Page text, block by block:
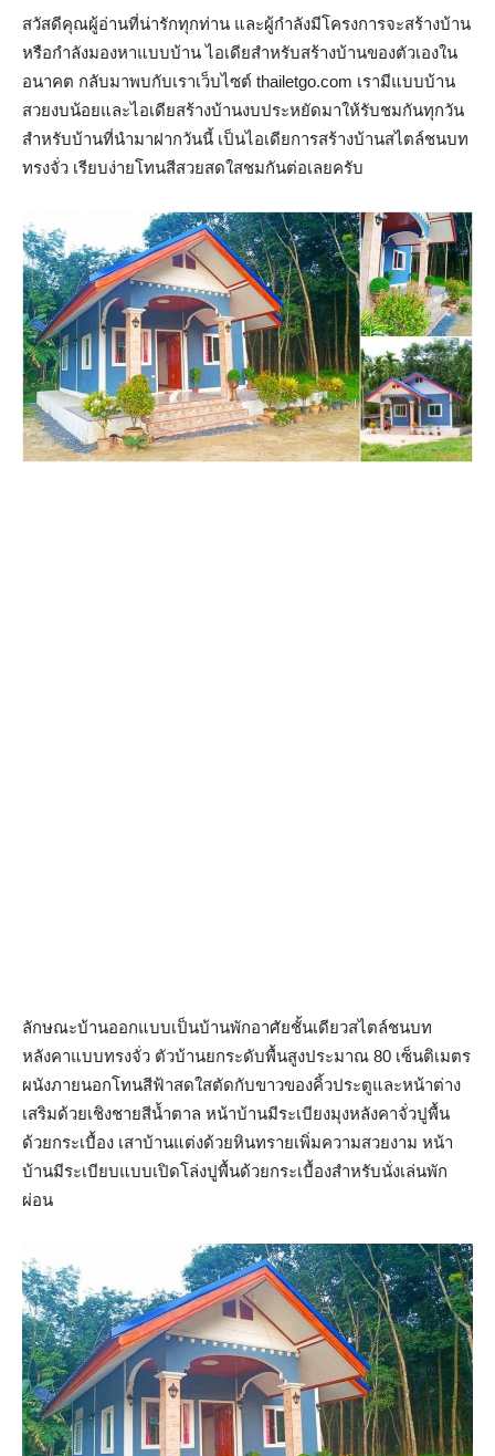
สวัสดีคุณผู้อ่านที่น่ารักทุกท่าน และผู้กำลังมีโครงการจะสร้างบ้าน
หรือกำลังมองหาแบบบ้าน ไอเดียสำหรับสร้างบ้านของตัวเองใน
อนาคต กลับมาพบกับเราเว็บไซต์ thailetgo.com เรามีแบบบ้าน
สวยงบน้อยและไอเดียสร้างบ้านงบประหยัดมาให้รับชมกันทุกวัน
สำหรับบ้านที่นำมาฝากวันนี้ เป็นไอเดียการสร้างบ้านสไตล์ชนบท
ทรงจั่ว เรียบง่ายโทนสีสวยสดใสชมกันต่อเลยครับ
ลักษณะบ้านออกแบบเป็นบ้านพักอาศัยชั้นเดียวสไตล์ชนบท
หลังคาแบบทรงจั่ว ตัวบ้านยกระดับพื้นสูงประมาณ 80 เซ็นติเมตร
ผนังภายนอกโทนสีฟ้าสดใสตัดกับขาวของคิ้วประตูและหน้าต่าง
เสริมด้วยเชิงชายสีน้ำตาล หน้าบ้านมีระเบียงมุงหลังคาจั่วปูพื้น
ด้วยกระเบื้อง เสาบ้านแต่งด้วยหินทรายเพิ่มความสวยงาม หน้า
บ้านมีระเบียบแบบเปิดโล่งปูพื้นด้วยกระเบื้องสำหรับนั่งเล่นพัก
ผ่อน